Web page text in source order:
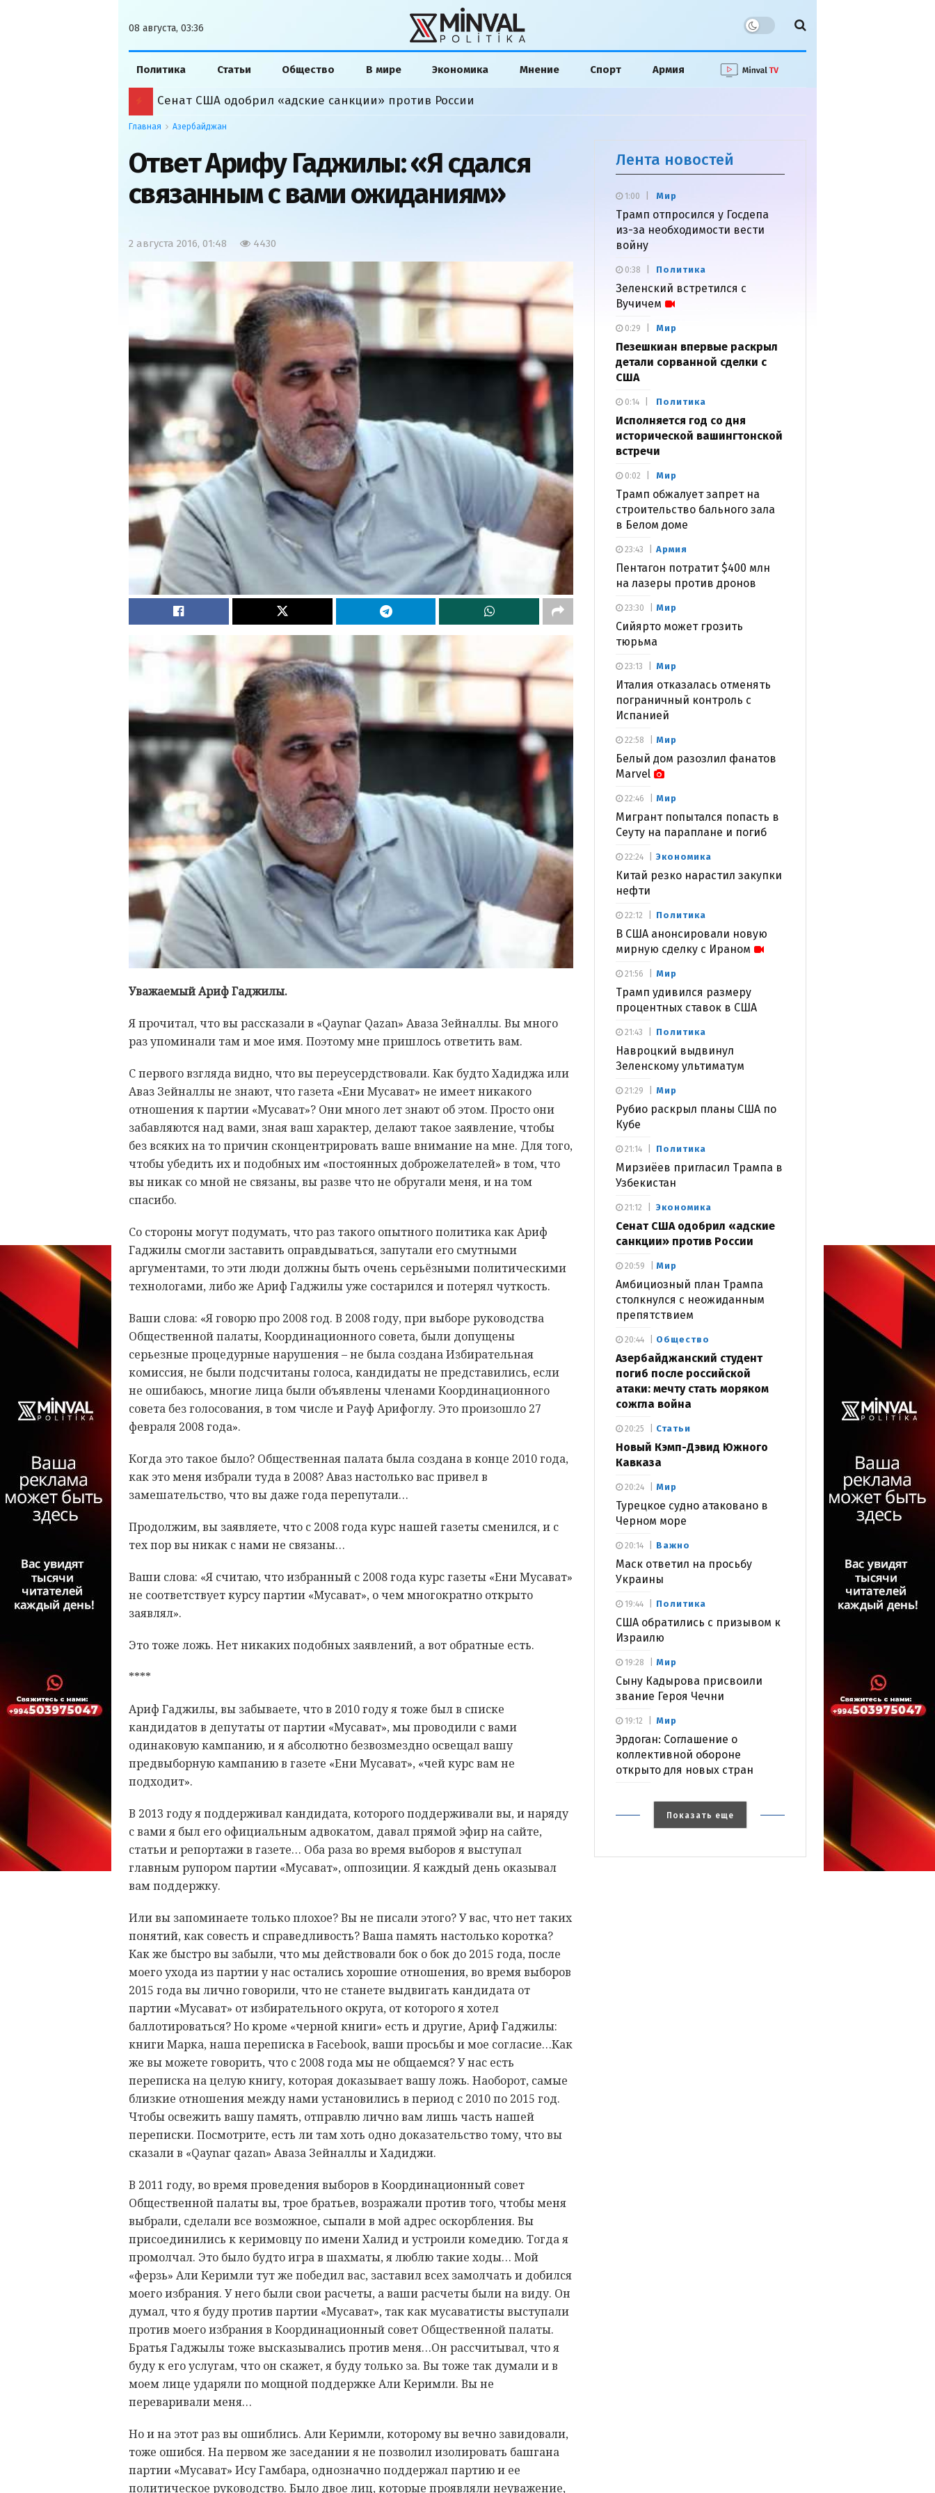
08 августа, 03:36
Политика Статьи Общество В мире Экономика Мнение Спорт Армия
Сенат США одобрил «адские санкции» против России
Главная Азербайджан
Ответ Арифу Гаджилы: «Я сдался
связанным с вами ожиданиям»
2 августа 2016, 01:48 4430
Уважаемый Ариф Гаджилы.
Я прочитал, что вы рассказали в «Qaynar Qazan» Аваза Зейналлы. Вы много
раз упоминали там и мое имя. Поэтому мне пришлось ответить вам.
С первого взгляда видно, что вы переусердствовали. Как будто Хадиджа или
Аваз Зейналлы не знают, что газета «Ени Мусават» не имеет никакого
отношения к партии «Мусават»? Они много лет знают об этом. Просто они
забавляются над вами, зная ваш характер, делают такое заявление, чтобы
без всяких на то причин сконцентрировать ваше внимание на мне. Для того,
чтобы убедить их и подобных им «постоянных доброжелателей» в том, что
вы никак со мной не связаны, вы разве что не обругали меня, и на том
спасибо.
Со стороны могут подумать, что раз такого опытного политика как Ариф
Гаджилы смогли заставить оправдываться, запутали его смутными
аргументами, то эти люди должны быть очень серьёзными политическими
технологами, либо же Ариф Гаджилы уже состарился и потерял чуткость.
Ваши слова: «Я говорю про 2008 год. В 2008 году, при выборе руководства
Общественной палаты, Координационного совета, были допущены
серьезные процедурные нарушения – не была создана Избирательная
комиссия, не были подсчитаны голоса, кандидаты не представились, если
не ошибаюсь, многие лица были объявлены членами Координационного
совета без голосования, в том числе и Рауф Арифоглу. Это произошло 27
февраля 2008 года».
Когда это такое было? Общественная палата была создана в конце 2010 года,
как это меня избрали туда в 2008? Аваз настолько вас привел в
замешательство, что вы даже года перепутали…
Продолжим, вы заявляете, что с 2008 года курс нашей газеты сменился, и с
тех пор вы никак с нами не связаны…
Ваши слова: «Я считаю, что избранный с 2008 года курс газеты «Ени Мусават»
не соответствует курсу партии «Мусават», о чем многократно открыто
заявлял».
Это тоже ложь. Нет никаких подобных заявлений, а вот обратные есть.
****
Ариф Гаджилы, вы забываете, что в 2010 году я тоже был в списке
кандидатов в депутаты от партии «Мусават», мы проводили с вами
одинаковую кампанию, и я абсолютно безвозмездно освещал вашу
предвыборную кампанию в газете «Ени Мусават», «чей курс вам не
подходит».
В 2013 году я поддерживал кандидата, которого поддерживали вы, и наряду
с вами я был его официальным адвокатом, давал прямой эфир на сайте,
статьи и репортажи в газете… Оба раза во время выборов я выступал
главным рупором партии «Мусават», оппозиции. Я каждый день оказывал
вам поддержку.
Или вы запоминаете только плохое? Вы не писали этого? У вас, что нет таких
понятий, как совесть и справедливость? Ваша память настолько коротка?
Как же быстро вы забыли, что мы действовали бок о бок до 2015 года, после
моего ухода из партии у нас остались хорошие отношения, во время выборов
2015 года вы лично говорили, что не станете выдвигать кандидата от
партии «Мусават» от избирательного округа, от которого я хотел
баллотироваться? Но кроме «черной книги» есть и другие, Ариф Гаджилы:
книги Марка, наша переписка в Facebook, ваши просьбы и мое согласие…Как
же вы можете говорить, что с 2008 года мы не общаемся? У нас есть
переписка на целую книгу, которая доказывает вашу ложь. Наоборот, самые
близкие отношения между нами установились в период с 2010 по 2015 год.
Чтобы освежить вашу память, отправлю лично вам лишь часть нашей
переписки. Посмотрите, есть ли там хоть одно доказательство тому, что вы
сказали в «Qaynar qazan» Аваза Зейналлы и Хадиджи.
В 2011 году, во время проведения выборов в Координационный совет
Общественной палаты вы, трое братьев, возражали против того, чтобы меня
выбрали, сделали все возможное, сыпали в мой адрес оскорбления. Вы
присоединились к керимовцу по имени Халид и устроили комедию. Тогда я
промолчал. Это было будто игра в шахматы, я люблю такие ходы… Мой
«ферзь» Али Керимли тут же победил вас, заставил всех замолчать и добился
моего избрания. У него были свои расчеты, а ваши расчеты были на виду. Он
думал, что я буду против партии «Мусават», так как мусаватисты выступали
против моего избрания в Координационный совет Общественной палаты.
Братья Гаджылы тоже высказывались против меня…Он рассчитывал, что я
буду к его услугам, что он скажет, я буду только за. Вы тоже так думали и в
моем лице ударяли по мощной поддержке Али Керимли. Вы не
переваривали меня…
Но и на этот раз вы ошиблись. Али Керимли, которому вы вечно завидовали,
тоже ошибся. На первом же заседании я не позволил изолировать башгана
партии «Мусават» Ису Гамбара, однозначно поддержал партию и ее
политическое руководство. Было двое лиц, которые проявляли неуважение,
Лента новостей
Мир
Трамп отпросился у Госдепа
из-за необходимости вести
войну
1:00
Политика
Зеленский встретился с
Вучичем
0:38
Мир
Пезешкиан впервые раскрыл
детали сорванной сделки с
США
0:29
Политика
Исполняется год со дня
исторической вашингтонской
встречи
0:14
Мир
Трамп обжалует запрет на
строительство бального зала
в Белом доме
0:02
Армия
Пентагон потратит $400 млн
на лазеры против дронов
23:43
Мир
Сийярто может грозить
тюрьма
23:30
Мир
Италия отказалась отменять
пограничный контроль с
Испанией
23:13
Мир
Белый дом разозлил фанатов
Marvel
22:58
Мир
Мигрант попытался попасть в
Сеуту на параплане и погиб
22:46
Экономика
Китай резко нарастил закупки
нефти
22:24
Политика
В США анонсировали новую
мирную сделку с Ираном
22:12
Мир
Трамп удивился размеру
процентных ставок в США
21:56
Политика
Навроцкий выдвинул
Зеленскому ультиматум
21:43
Мир
Рубио раскрыл планы США по
Кубе
21:29
Политика
Мирзиёев пригласил Трампа в
Узбекистан
21:14
Экономика
Сенат США одобрил «адские
санкции» против России
21:12
Мир
Амбициозный план Трампа
столкнулся с неожиданным
препятствием
20:59
Общество
Азербайджанский студент
погиб после российской
атаки: мечту стать моряком
сожгла война
20:44
Статьи
Новый Кэмп-Дэвид Южного
Кавказа
20:25
Мир
Турецкое судно атаковано в
Черном море
20:24
Важно
Маск ответил на просьбу
Украины
20:14
Политика
США обратились с призывом к
Израилю
19:44
Мир
Сыну Кадырова присвоили
звание Героя Чечни
19:28
Мир
Эрдоган: Соглашение о
коллективной обороне
открыто для новых стран
19:12
Показать еще